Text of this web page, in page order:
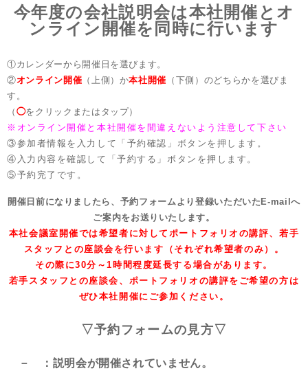
今年度の会社説明会は本社開催とオ
ンライン開催を同時に行います
①カレンダーから開催日を選びます。
②オンライン開催 （上側）か本社開催 （下側）のどちらかを選びま
す。
（ ◯をクリックまたはタップ）
※オンライン開催と本社開催を間違えないよう注意して下さい
③参加者情報を入力して「予約確認」ボタンを押します。
④入力内容を確認して「予約する」ボタンを押します。
⑤予約完了です。
開催日前になりましたら、予約フォームより登録いただいたE-mailへ
ご案内をお送りいたします。
本社会議室開催では希望者に対してポートフォリオの講評、若手
スタッフとの座談会を行います（それぞれ希望者のみ）。
その際に30分～1時間程度延長する場合があります。
若手スタッフとの座談会、ポートフォリオの講評をご希望の方は
ぜひ本社開催にご参加ください。
▽予約フォームの見方▽
－ ：説明会が開催されていません。